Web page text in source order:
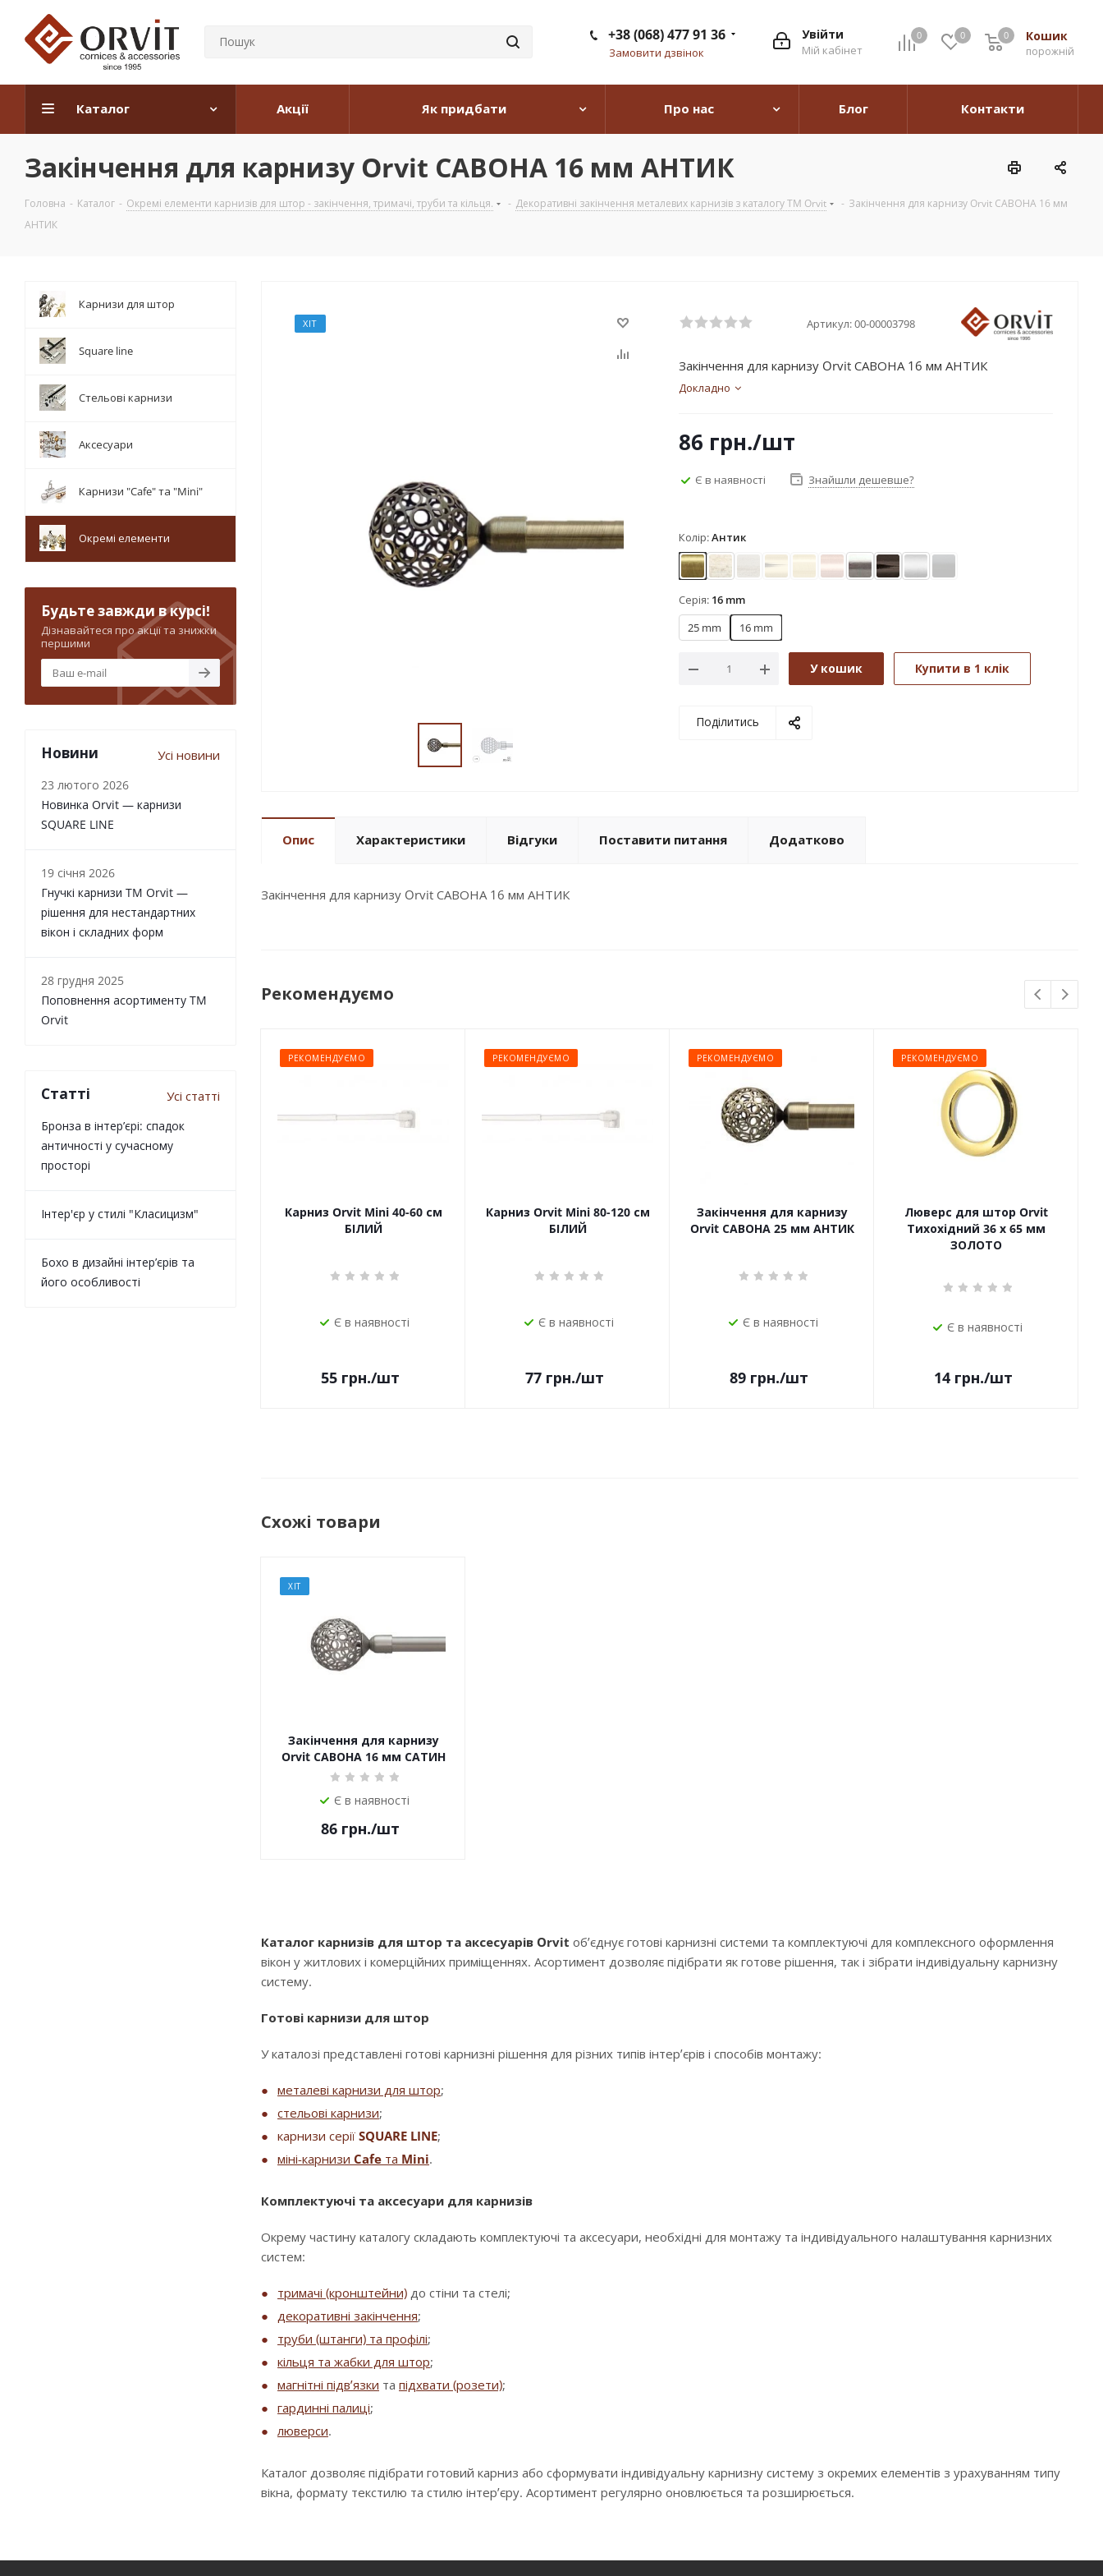
0 0 Кошик
0
порожній
0
Увійти
Мій кабінет
+38 (068) 477 91 36
Замовити дзвінок
Каталог Акції Як придбати Про нас Блог Контакти
Закінчення для карнизу Orvit САВОНА 16 мм АНТИК
Головна - Каталог - Окремі елементи карнизів для штор - закінчення, тримачі, труби та кільця. - Декоративні закінчення металевих карнизів з каталогу TM Orvit - Закінчення для карнизу Orvit САВОНА 16 мм
АНТИК
ХІТ Артикул:00-00003798
Закінчення для карнизу Orvit САВОНА 16 мм АНТИК
Докладно
86 грн./шт
Є в наявності Знайшли дешевше?
Колір:Антик
АнтикБіле золото
Біле золото (матове)
ЗолотоЗолото матове
МідьНержавіюча сталь
ОніксСатинЧорний оксамит
Серія: 16 mm
25 mm
16 mm
У кошик Купити в 1 клік
Поділитись
Опис Характеристики Відгуки Поставити питання Додатково
Закінчення для карнизу Orvit САВОНА 16 мм АНТИК
Рекомендуємо
РЕКОМЕНДУЄМО
Карниз Orvit Mini 40-60 см
БІЛИЙ
Є в наявності
55 грн./шт
РЕКОМЕНДУЄМО
Карниз Orvit Mini 80-120 см
БІЛИЙ
Є в наявності
77 грн./шт
РЕКОМЕНДУЄМО
Закінчення для карнизу
Orvit САВОНА 25 мм АНТИК
Є в наявності
89 грн./шт
РЕКОМЕНДУЄМО
Люверс для штор Orvit
Тихохідний 36 х 65 мм
ЗОЛОТО
Є в наявності
14 грн./шт
Схожі товари
ХІТ
Закінчення для карнизу
Orvit САВОНА 16 мм САТИН
Є в наявності
86 грн./шт
Каталог карнизів для штор та аксесуарів Orvit об’єднує готові карнизні системи та комплектуючі для комплексного оформлення
вікон у житлових і комерційних приміщеннях. Асортимент дозволяє підібрати як готове рішення, так і зібрати індивідуальну карнизну
систему.
Готові карнизи для штор
У каталозі представлені готові карнизні рішення для різних типів інтер’єрів і способів монтажу:
металеві карнизи для штор;
стельові карнизи;
карнизи серії SQUARE LINE;
міні-карнизи Cafe та Mini.
Комплектуючі та аксесуари для карнизів
Окрему частину каталогу складають комплектуючі та аксесуари, необхідні для монтажу та індивідуального налаштування карнизних
систем:
тримачі (кронштейни) до стіни та стелі;
декоративні закінчення;
труби (штанги) та профілі;
кільця та жабки для штор;
магнітні підв’язки та підхвати (розети);
гардинні палиці;
люверси.
Каталог дозволяє підібрати готовий карниз або сформувати індивідуальну карнизну систему з окремих елементів з урахуванням типу
вікна, формату текстилю та стилю інтер’єру. Асортимент регулярно оновлюється та розширюється.
Карнизи для штор
Square line
Стельові карнизи
Аксесуари
Карнизи "Cafe" та "Mini"
Окремі елементи
Будьте завжди в курсі!
Дізнавайтеся про акції та знижки
першими
Новини Усі новини
23 лютого 2026
Новинка Orvit — карнизи
SQUARE LINE
19 січня 2026
Гнучкі карнизи TM Orvit —
рішення для нестандартних
вікон і складних форм
28 грудня 2025
Поповнення асортименту TM
Orvit
Статті Усі статті
Бронза в інтер’єрі: спадок
античності у сучасному
просторі
Інтер'єр у стилі "Класицизм"
Бохо в дизайні інтер’єрів та
його особливості